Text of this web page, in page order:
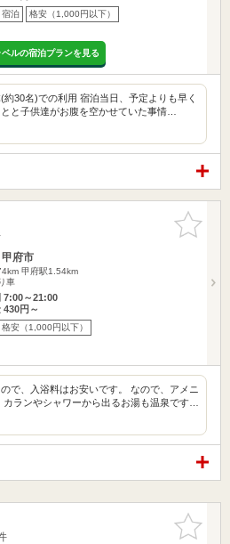
宿泊 格安（1,000円以下）
ルの宿泊プランを見る
30名)での利用 宿泊当日、予定よりも早く
と子供達がお腹を空かせていた事情…
お気に入
りに追加
甲府市
甲府駅1.54km
車
7:00～21:00
430円～
格安（1,000円以下）
で、入浴料はお安いです。 なので、アメニ
ランやシャワーから出るお湯も温泉です…
お気に入
りに追加